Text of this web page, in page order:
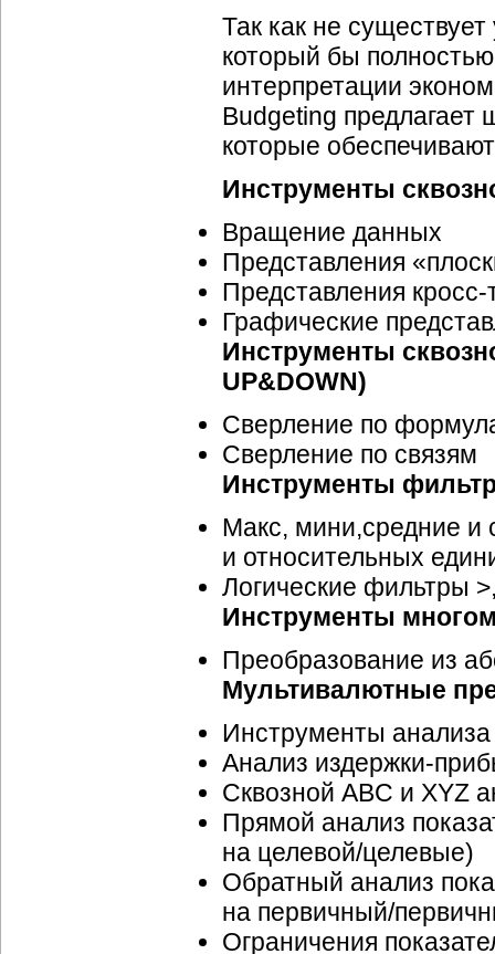
Так как не
который бы
интерпретации
Budgeting предлагает
которые
Инструменты
Вращение данных
Представления
Представления кросс-
Графические
Инструменты
UP&DOWN)
Сверление по
Сверление по связям
Инструменты
Макс, мини,средние и
и относительных
Логические фильтры
Инструменты
Преобразование из
Мультивалютные
Инструменты анализа
Анализ издержки-
Сквозной ABC и XYZ
Прямой анализ
на целевой/целевые)
Обратный анализ
на первичный/
Ограничения